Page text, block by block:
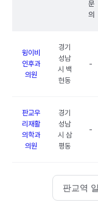
문
의
윙이비
인후과
의원
경기
성남
시 백
현동
-
판교우
리재활
의학과
의원
경기
성남
시 삼
평동
-
판교역